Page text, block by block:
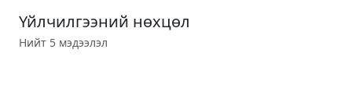
Үйлчилгээний нөхцөл
Нийт 5 мэдээлэл